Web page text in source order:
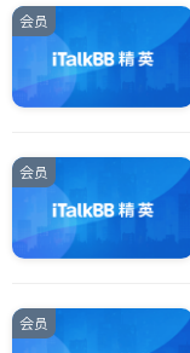
会员
会员
会员